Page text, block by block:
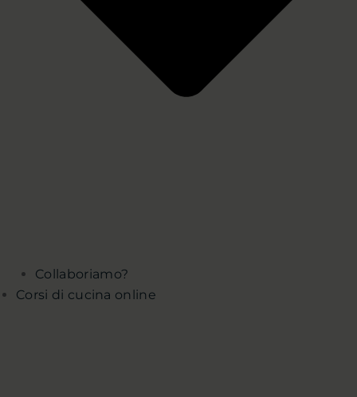
Collaboriamo?
Corsi di cucina online